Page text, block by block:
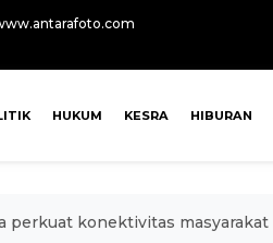
HUKUM KESRA HIBURAN
perkuat konektivitas masyarakat